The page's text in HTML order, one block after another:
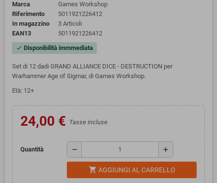
Marca
Games Workshop
Riferimento
5011921226412
In magazzino
3 Articoli
EAN13
5011921226412
check Disponibilità immmediata
Set di 12 dadi GRAND ALLIANCE DICE - DESTRUCTION per
Warhammer Age of Sigmar, di Games Workshop.
Età: 12+
24,00 € Tasse incluse
Quantità remove add
shopping_cart AGGIUNGI AL CARRELLO